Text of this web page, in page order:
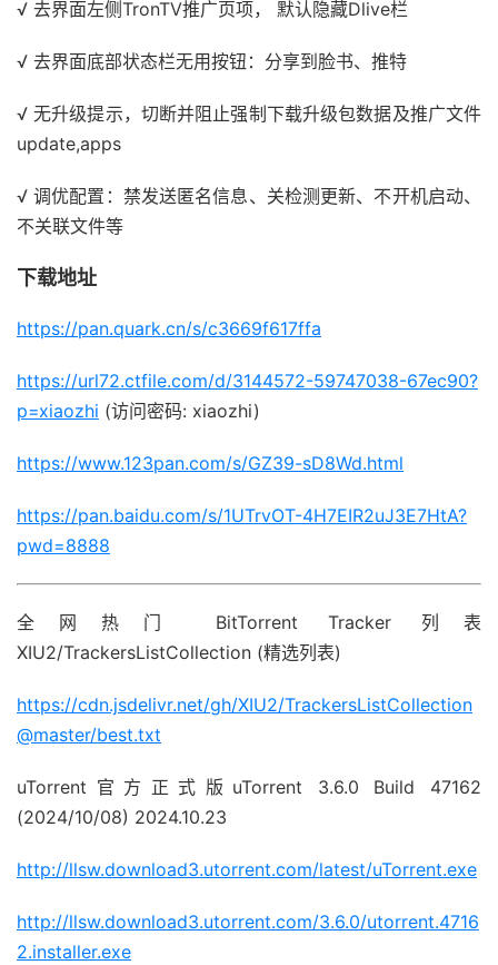
√ 去界面左侧TronTV推广页项， 默认隐藏Dlive栏
√ 去界面底部状态栏无用按钮：分享到脸书、推特
√ 无升级提示，切断并阻止强制下载升级包数据及推广文件
update,apps
√ 调优配置：禁发送匿名信息、关检测更新、不开机启动、
不关联文件等
下载地址
https://pan.quark.cn/s/c3669f617ffa
https://url72.ctfile.com/d/3144572-59747038-67ec90?
p=xiaozhi (访问密码: xiaozhi)
https://www.123pan.com/s/GZ39-sD8Wd.html
https://pan.baidu.com/s/1UTrvOT-4H7EIR2uJ3E7HtA?
pwd=8888
全网热门 BitTorrent Tracker 列表
XIU2/TrackersListCollection (精选列表)
https://cdn.jsdelivr.net/gh/XIU2/TrackersListCollection
@master/best.txt
uTorrent官方正式版uTorrent 3.6.0 Build 47162
(2024/10/08) 2024.10.23
http://llsw.download3.utorrent.com/latest/uTorrent.exe
http://llsw.download3.utorrent.com/3.6.0/utorrent.4716
2.installer.exe